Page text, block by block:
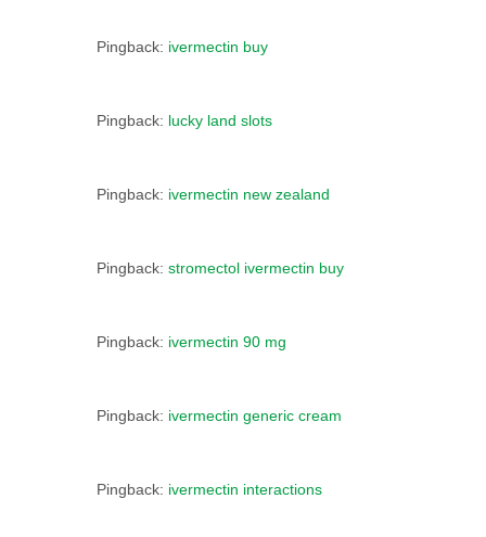
Pingback: ivermectin buy
Pingback: lucky land slots
Pingback: ivermectin new zealand
Pingback: stromectol ivermectin buy
Pingback: ivermectin 90 mg
Pingback: ivermectin generic cream
Pingback: ivermectin interactions